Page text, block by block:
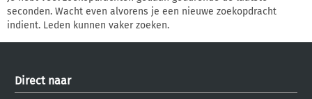
seconden. Wacht even alvorens je een nieuwe zoekopdracht
indient. Leden kunnen vaker zoeken.
Direct naar